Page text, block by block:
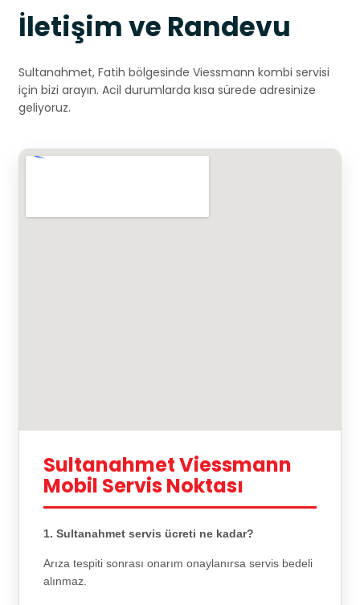
İletişim ve Randevu
Sultanahmet, Fatih bölgesinde Viessmann kombi servisi
için bizi arayın. Acil durumlarda kısa sürede adresinize
geliyoruz.
Sultanahmet Viessmann
Mobil Servis Noktası
1. Sultanahmet servis ücreti ne kadar?
Arıza tespiti sonrası onarım onaylanırsa servis bedeli
alınmaz.